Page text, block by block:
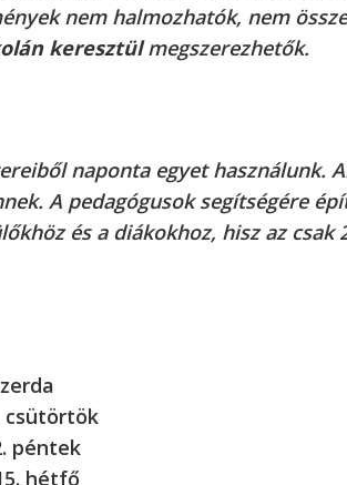
nem halmozhatók, nem
keresztülmegszerezhetők.
naponta egyet használunk.
A pedagógusok segítségére
és a diákokhoz, hisz az csak
csütörtök
péntek
hétfő